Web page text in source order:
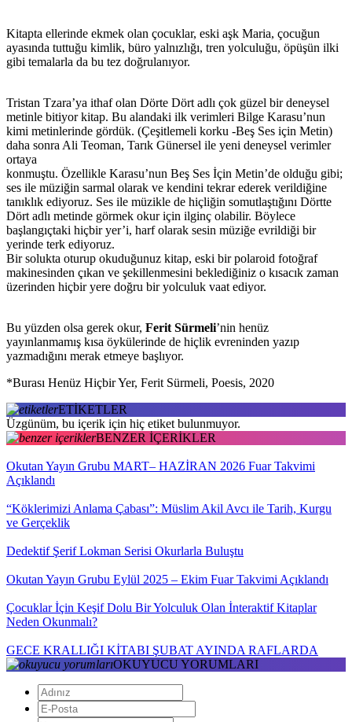
Kitapta ellerinde ekmek olan çocuklar, eski aşk Maria, çocuğun
ayasında tuttuğu kimlik, büro yalnızlığı, tren yolculuğu, öpüşün ilki
gibi temalarla da bu tez doğrulanıyor.
Tristan Tzara’ya ithaf olan Dörte Dört adlı çok güzel bir deneysel
metinle bitiyor kitap. Bu alandaki ilk verimleri Bilge Karasu’nun
kimi metinlerinde gördük. (Çeşitlemeli korku -Beş Ses için Metin)
daha sonra Ali Teoman, Tarık Günersel ile yeni deneysel verimler
ortaya
konmuştu. Özellikle Karasu’nun Beş Ses İçin Metin’de olduğu gibi;
ses ile müziğin sarmal olarak ve kendini tekrar ederek verildiğine
tanıklık ediyoruz. Ses ile müzikle de hiçliğin somutlaştığını Dörtte
Dört adlı metinde görmek okur için ilginç olabilir. Böylece
başlangıçtaki hiçbir yer’i, harf olarak sesin müziğe evrildiği bir
yerinde terk ediyoruz.
Bir solukta oturup okuduğunuz kitap, eski bir polaroid fotoğraf
makinesinden çıkan ve şekillenmesini beklediğiniz o kısacık zaman
üzerinden hiçbir yere doğru bir yolculuk vaat ediyor.
Bu yüzden olsa gerek okur, Ferit Sürmeli’nin henüz
yayınlanmamış kısa öykülerinde de hiçlik evreninden yazıp
yazmadığını merak etmeye başlıyor.
*Burası Henüz Hiçbir Yer, Ferit Sürmeli, Poesis, 2020
ETİKETLER
Üzgünüm, bu içerik için hiç etiket bulunmuyor.
BENZER İÇERİKLER
Okutan Yayın Grubu MART– HAZİRAN 2026 Fuar Takvimi
Açıklandı
“Köklerimizi Anlama Çabası”: Müslim Akil Avcı ile Tarih, Kurgu
ve Gerçeklik
Dedektif Şerif Lokman Serisi Okurlarla Buluştu
Okutan Yayın Grubu Eylül 2025 – Ekim Fuar Takvimi Açıklandı
Çocuklar İçin Keşif Dolu Bir Yolculuk Olan İnteraktif Kitaplar
Neden Okunmalı?
GECE KRALLIĞI KİTABI ŞUBAT AYINDA RAFLARDA
OKUYUCU YORUMLARI